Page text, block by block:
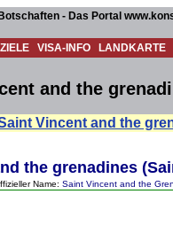
- Das Portal
VISA-INFO LANDKARTE
and the
Vincent and the
the grenadines
Name: Saint Vincent and the